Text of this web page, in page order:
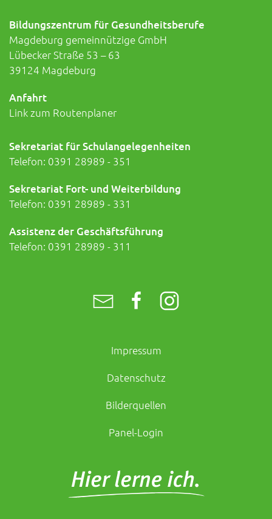
Bildungszentrum für Gesundheitsberufe
Magdeburg gemeinnützige GmbH
Lübecker Straße 53 – 63
39124 Magdeburg
Anfahrt
Link zum Routenplaner
Sekretariat für Schulangelegenheiten
Telefon: 0391 28989 - 351
Sekretariat Fort- und Weiterbildung
Telefon: 0391 28989 - 331
Assistenz der Geschäftsführung
Telefon: 0391 28989 - 311
Impressum
Datenschutz
Bilderquellen
Panel-Login